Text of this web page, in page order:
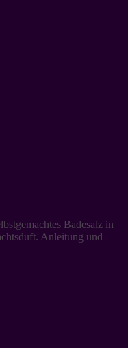
Badesalz in
Anleitung und